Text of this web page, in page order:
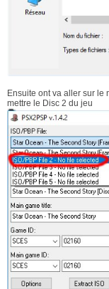
Ensuite ont va aller sur le
mettre le Disc 2 du jeu